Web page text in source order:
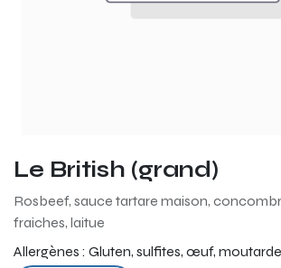
Le British (grand)
Rosbeef, sauce tartare maison,
fraiches, laitue
Allergènes : Gluten, sulfites, œuf, moutarde